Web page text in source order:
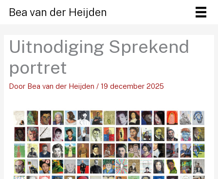
naar
inhoud
Bea van der Heijden
Uitnodiging Sprekend
portret
Door Bea van der Heijden / 19 december 2025